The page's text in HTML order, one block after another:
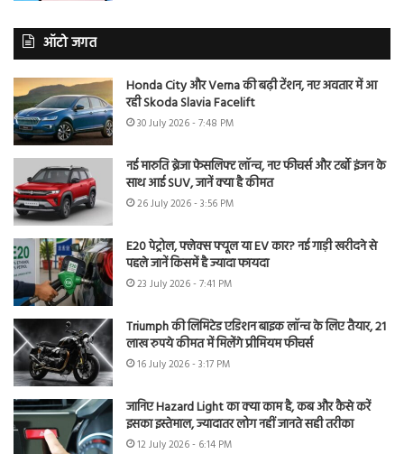
ऑटो जगत
Honda City और Verna की बढ़ी टेंशन, नए अवतार में आ
रही Skoda Slavia Facelift
30 July 2026 - 7:48 PM
नई मारुति ब्रेजा फेसलिफ्ट लॉन्च, नए फीचर्स और टर्बो इंजन के
साथ आई SUV, जानें क्या है कीमत
26 July 2026 - 3:56 PM
E20 पेट्रोल, फ्लेक्स फ्यूल या EV कार? नई गाड़ी खरीदने से
पहले जानें किसमें है ज्यादा फायदा
23 July 2026 - 7:41 PM
Triumph की लिमिटेड एडिशन बाइक लॉन्च के लिए तैयार, 21
लाख रुपये कीमत में मिलेंगे प्रीमियम फीचर्स
16 July 2026 - 3:17 PM
जानिए Hazard Light का क्या काम है, कब और कैसे करें
इसका इस्तेमाल, ज्यादातर लोग नहीं जानते सही तरीका
12 July 2026 - 6:14 PM